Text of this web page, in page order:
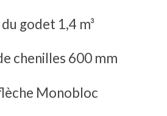
godet 1,4 m³
chenilles 600 mm
Monobloc